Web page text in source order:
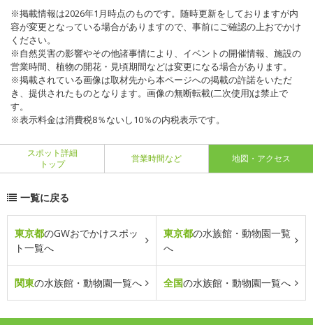
※掲載情報は2026年1月時点のものです。随時更新をしておりますが内
容が変更となっている場合がありますので、事前にご確認の上おでかけ
ください。
※自然災害の影響やその他諸事情により、イベントの開催情報、施設の
営業時間、植物の開花・見頃期間などは変更になる場合があります。
※掲載されている画像は取材先から本ページへの掲載の許諾をいただ
き、提供されたものとなります。画像の無断転載(二次使用)は禁止で
す。
※表示料金は消費税8％ないし10％の内税表示です。
スポット詳細
トップ
営業時間など 地図・アクセス
一覧に戻る
東京都のGWおでかけスポッ
ト一覧へ
東京都の水族館・動物園一覧
へ
関東の水族館・動物園一覧へ 全国の水族館・動物園一覧へ